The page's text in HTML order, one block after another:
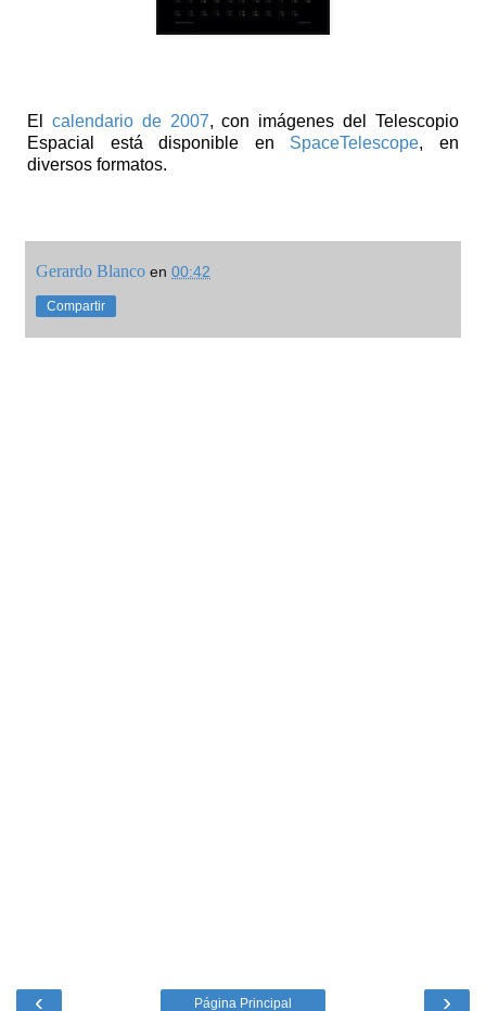
El calendario de 2007, con imágenes del Telescopio
Espacial está disponible en SpaceTelescope, en
diversos formatos.
Gerardo Blanco en 00:42
Compartir
‹ ›
Página Principal